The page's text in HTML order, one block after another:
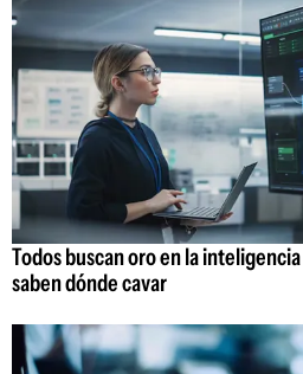
Todos buscan oro en la
saben dónde cavar